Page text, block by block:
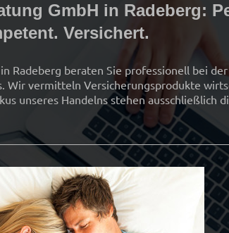
GmbH in Radeberg:
Versichert.
in Radeberg beraten Sie professionell bei
Wir vermitteln Versicherungsprodukte
unseres Handelns stehen ausschließlich